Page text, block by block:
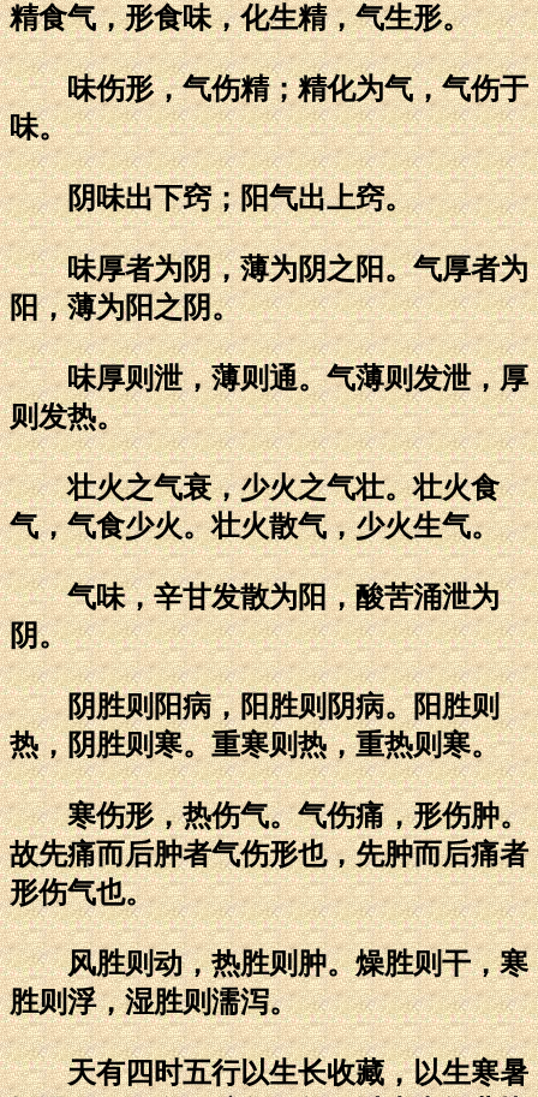
精食气，形食味，化生精，气生形。
味伤形，气伤精；精化为气，气伤于
味。
阴味出下窍；阳气出上窍。
味厚者为阴，薄为阴之阳。气厚者为
阳，薄为阳之阴。
味厚则泄，薄则通。气薄则发泄，厚
则发热。
壮火之气衰，少火之气壮。壮火食
气，气食少火。壮火散气，少火生气。
气味，辛甘发散为阳，酸苦涌泄为
阴。
阴胜则阳病，阳胜则阴病。阳胜则
热，阴胜则寒。重寒则热，重热则寒。
寒伤形，热伤气。气伤痛，形伤肿。
故先痛而后肿者气伤形也，先肿而后痛者
形伤气也。
风胜则动，热胜则肿。燥胜则干，寒
胜则浮，湿胜则濡泻。
天有四时五行以生长收藏，以生寒暑